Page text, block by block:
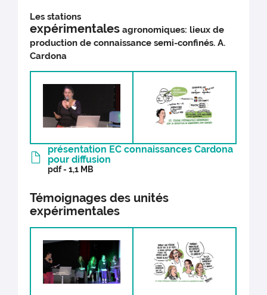
Les stations
expérimentales agronomiques: lieux de
production de connaissance semi-confinés. A.
Cardona
présentation EC connaissances Cardona
pour diffusion
pdf - 1,1 MB
Témoignages des unités
expérimentales